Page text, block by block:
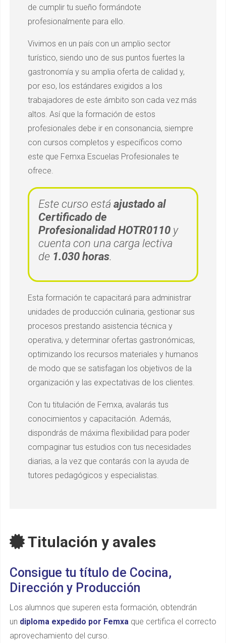
de cumplir tu sueño formándote
profesionalmente para ello.
Vivimos en un país con un amplio sector
turístico, siendo uno de sus puntos fuertes la
gastronomía y su amplia oferta de calidad y,
por eso, los estándares exigidos a los
trabajadores de este ámbito son cada vez más
altos. Así que la formación de estos
profesionales debe ir en consonancia, siempre
con cursos completos y específicos como
este que Femxa Escuelas Profesionales te
ofrece.
Este curso está ajustado al
Certificado de
Profesionalidad HOTR0110 y
cuenta con una carga lectiva
de 1.030 horas.
Esta formación te capacitará para administrar
unidades de producción culinaria, gestionar sus
procesos prestando asistencia técnica y
operativa, y determinar ofertas gastronómicas,
optimizando los recursos materiales y humanos
de modo que se satisfagan los objetivos de la
organización y las expectativas de los clientes.
Con tu titulación de Femxa, avalarás tus
conocimientos y capacitación. Además,
dispondrás de máxima flexibilidad para poder
compaginar tus estudios con tus necesidades
diarias, a la vez que contarás con la ayuda de
tutores pedagógicos y especialistas.
Titulación y avales
Consigue tu título de Cocina,
Dirección y Producción
Los alumnos que superen esta formación, obtendrán
un diploma expedido por Femxa que certifica el correcto
aprovechamiento del curso.